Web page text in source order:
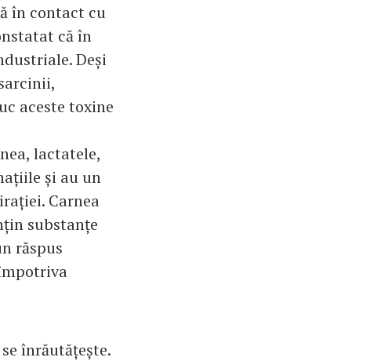
în contact cu
că în
Deși
aceste toxine
lactatele,
și au un
Carnea
substanțe
răspus
înrăutățește.